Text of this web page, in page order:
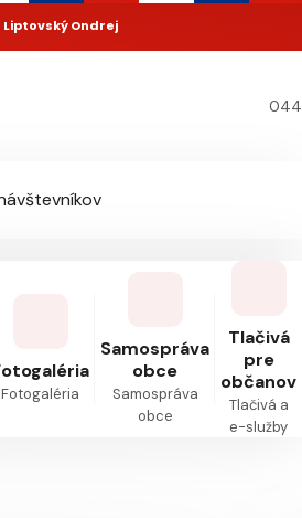
Liptovský Ondrej
Fotogaléria
Samospráva
obce
Samospráva
obce
Tlačivá
pre
občanov
Tlačivá a
e-služby